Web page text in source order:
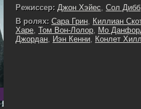
Режиссер: Джон Хэйес, Сол Дибб
В ролях: Сара Грин, Киллиан
Харе, Том Вон-Лолор, Мо
Джордан, Иэн Кенни, Конлет Хилл